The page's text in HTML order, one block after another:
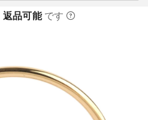
返品可能です